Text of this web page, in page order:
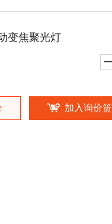
变焦聚光灯
加入询价篮